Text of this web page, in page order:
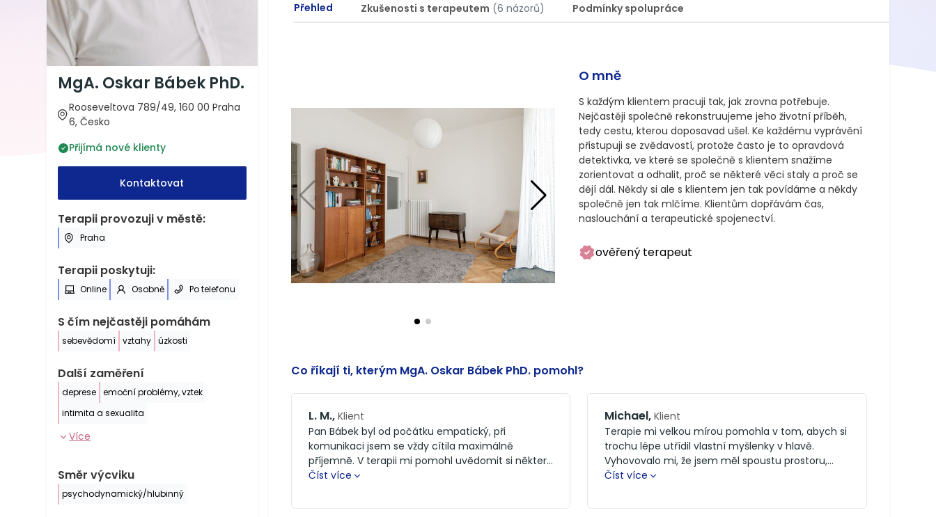
MgA. Oskar Bábek PhD.
Rooseveltova 789/49, 160 00 Praha
6, Česko
Přijímá nové klienty
Kontaktovat
Terapii provozuji v městě:
Praha
Terapii poskytuji:
Online Osobně Po telefonu
S čím nejčastěji pomáhám
sebevědomí vztahy úzkosti
Další zaměření
deprese
emoční problémy, vztek
intimita a sexualita
Více
Směr výcviku
psychodynamický/hlubinný
Přehled Zkušenosti s terapeutem (6 názorů) Podmínky spolupráce
O mně
S každým klientem pracuji tak, jak zrovna potřebuje.
Nejčastěji společně rekonstruujeme jeho životní příběh,
tedy cestu, kterou doposavad ušel. Ke každému vyprávění
přistupuji se zvědavostí, protože často je to opravdová
detektivka, ve které se společně s klientem snažíme
zorientovat a odhalit, proč se některé věci staly a proč se
dějí dál. Někdy si ale s klientem jen tak povídáme a někdy
společně jen tak mlčíme. Klientům dopřávám čas,
ověřený terapeut
Co říkají ti, kterým MgA. Oskar Bábek PhD. pomohl?
L. M., Klient
Pan Bábek byl od počátku empatický, při
komunikaci jsem se vždy cítila maximálně
příjemně. V terapii mi pomohl uvědomit si některé
vzorce, které se v mém životě vyskytovaly /
k odpovědi, zároveň jsme společně došli i k řešení
Číst více
Michael,Klient
Terapie mi velkou mírou pomohla v tom, abych si
trochu lépe utřídil vlastní myšlenky v hlavě.
Vyhovovalo mi, že jsem měl spoustu prostoru,
abych se vyjádřil a to o jakémkoliv tématu, které
to, že jsem měl na setkáních pocit, že si vzájemně
Číst více